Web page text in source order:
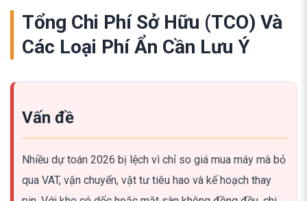
Tổng Chi Phí Sở Hữu (TCO) Và
Các Loại Phí Ẩn Cần Lưu Ý
Vấn đề
Nhiều dự toán 2026 bị lệch vì chỉ so giá mua máy mà bỏ
qua VAT, vận chuyển, vật tư tiêu hao và kế hoạch thay